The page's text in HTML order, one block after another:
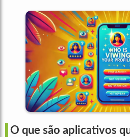
O que são aplicativos